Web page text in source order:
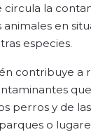
circula la
en
especies.
contribuye a
perros y de
o